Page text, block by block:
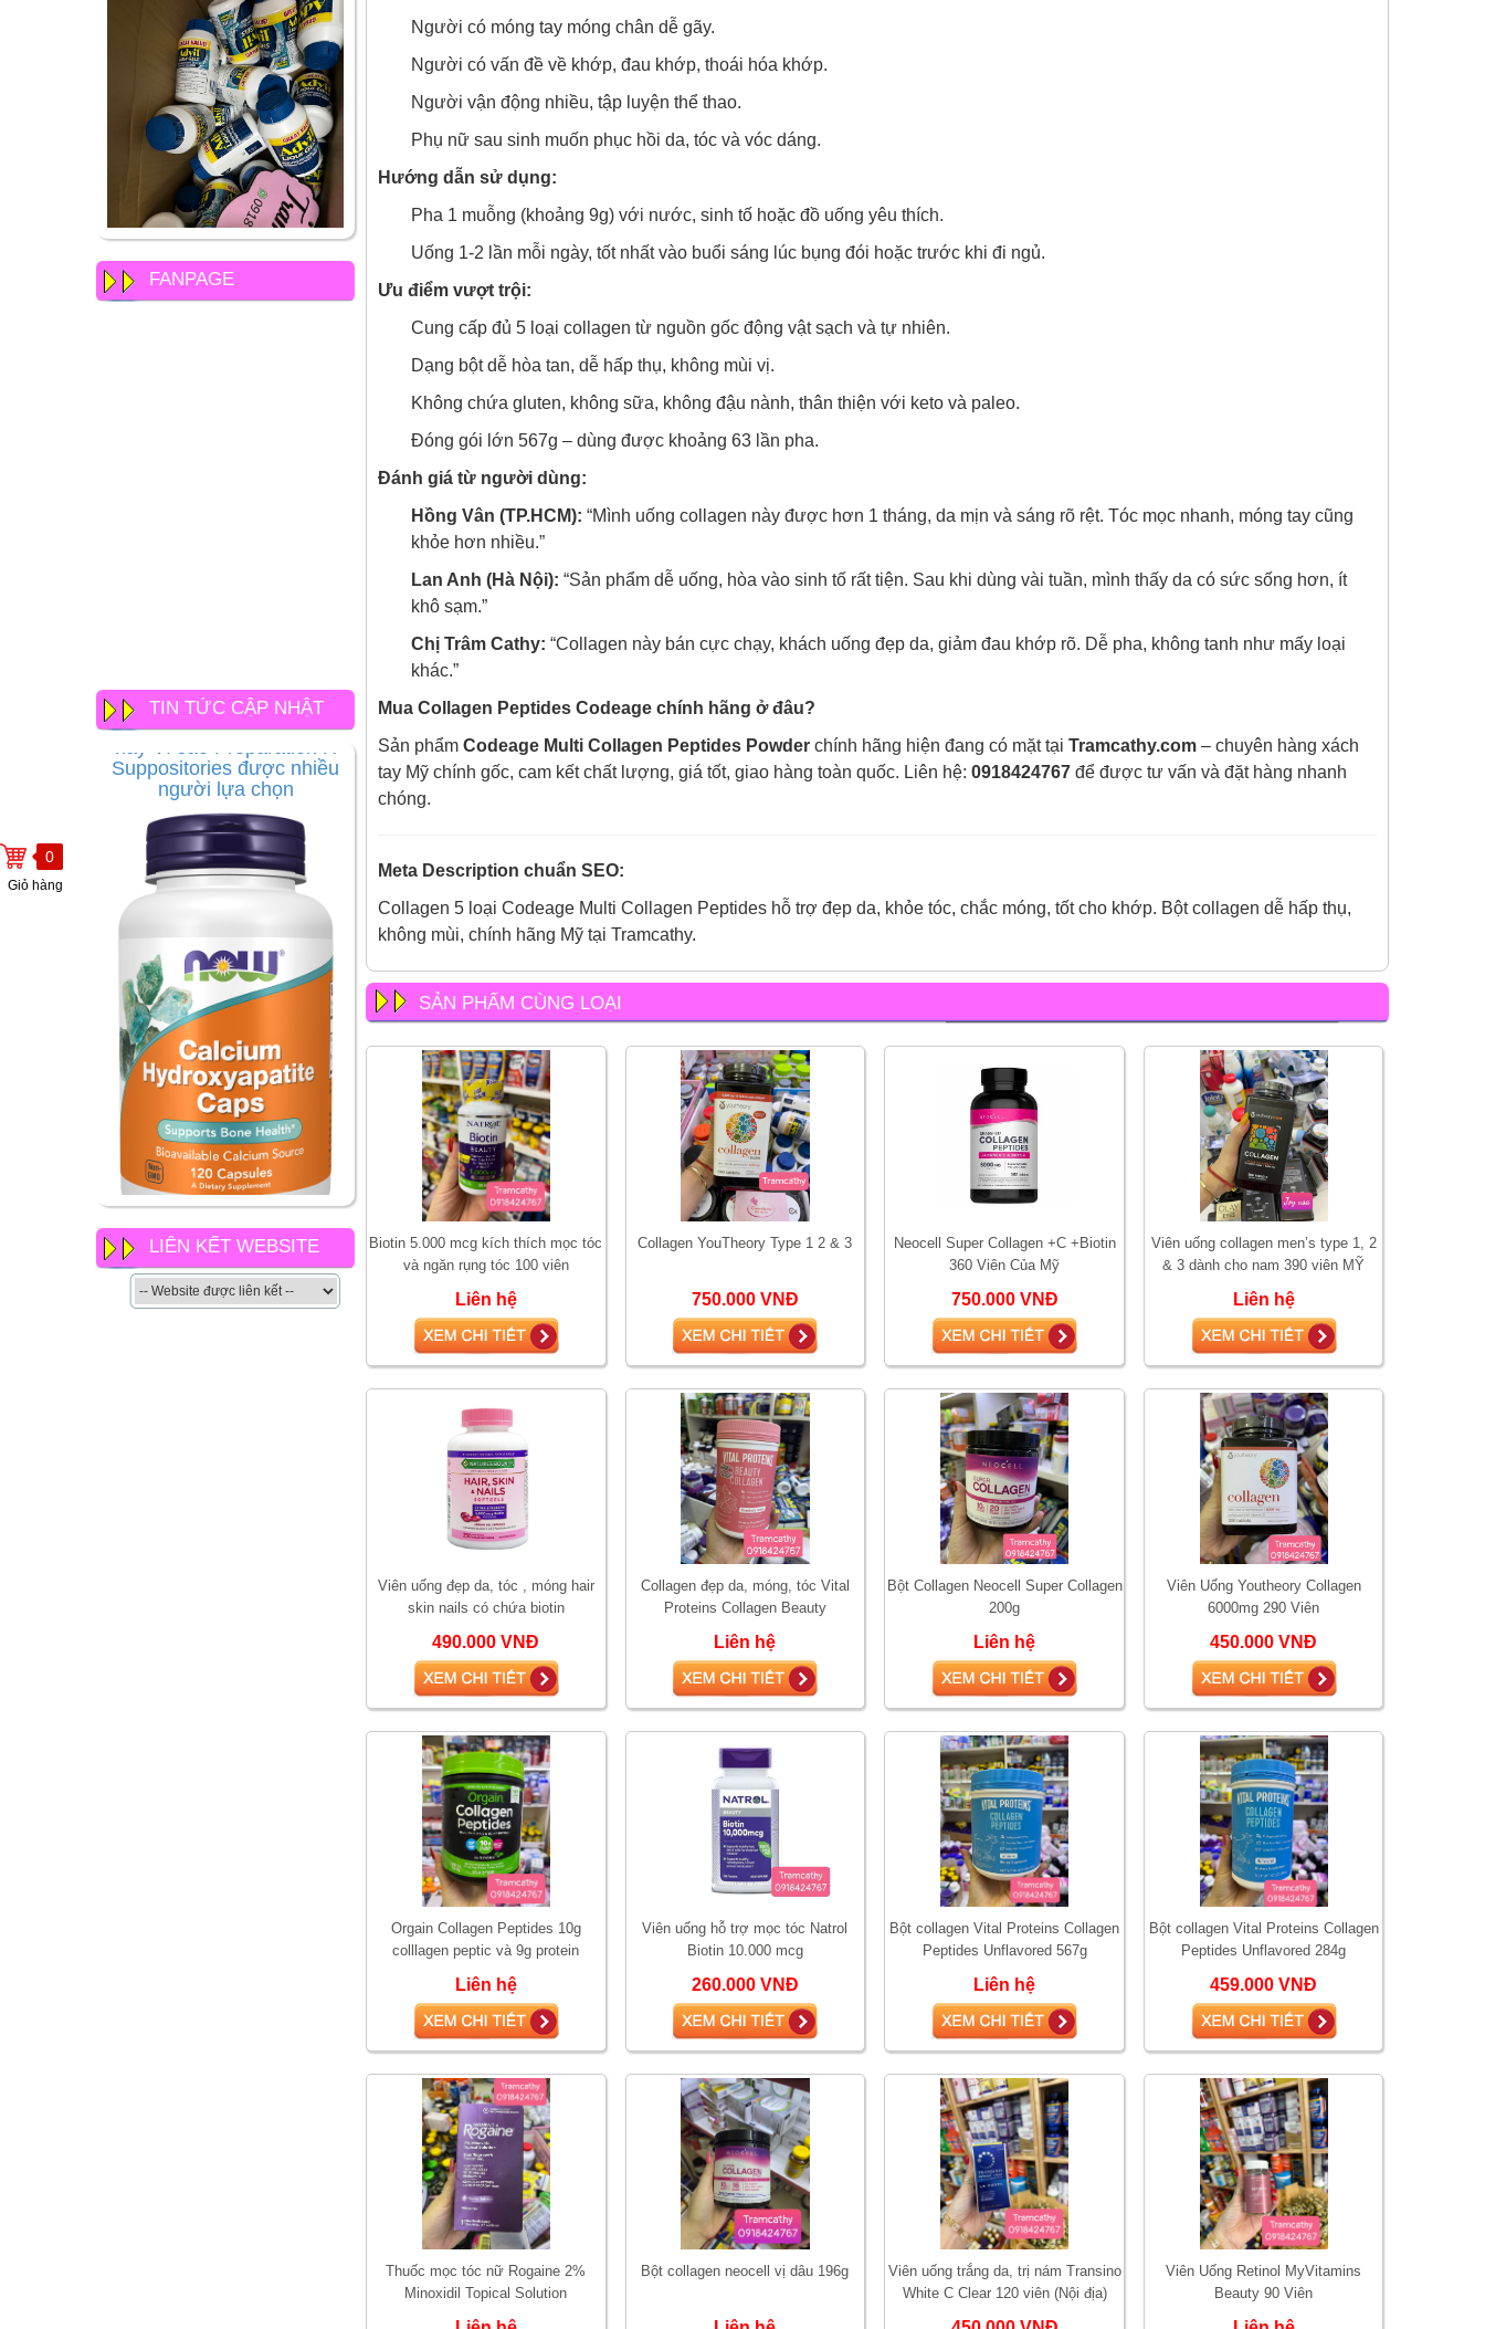
0
Giỏ hàng
FANPAGE
TIN TỨC CẬP NHẬT
Thuốc đặt trĩ tốt nhất hiện
nay Vì sao Preparation H
Suppositories được nhiều
người lựa chọn
NOW Calcium
Hydroxyapatite Caps có gì
khác so với các loại canxi
khác của now
LIÊN KẾT WEBSITE
Người có móng tay móng chân dễ gãy.
Người có vấn đề về khớp, đau khớp, thoái hóa khớp.
Người vận động nhiều, tập luyện thể thao.
Phụ nữ sau sinh muốn phục hồi da, tóc và vóc dáng.
Hướng dẫn sử dụng:
Pha 1 muỗng (khoảng 9g) với nước, sinh tố hoặc đồ uống yêu thích.
Uống 1-2 lần mỗi ngày, tốt nhất vào buổi sáng lúc bụng đói hoặc trước khi đi ngủ.
Ưu điểm vượt trội:
Cung cấp đủ 5 loại collagen từ nguồn gốc động vật sạch và tự nhiên.
Dạng bột dễ hòa tan, dễ hấp thụ, không mùi vị.
Không chứa gluten, không sữa, không đậu nành, thân thiện với keto và paleo.
Đóng gói lớn 567g – dùng được khoảng 63 lần pha.
Đánh giá từ người dùng:
Hồng Vân (TP.HCM): “Mình uống collagen này được hơn 1 tháng, da mịn và sáng rõ rệt. Tóc mọc nhanh, móng tay cũng
khỏe hơn nhiều.”
Lan Anh (Hà Nội): “Sản phẩm dễ uống, hòa vào sinh tố rất tiện. Sau khi dùng vài tuần, mình thấy da có sức sống hơn, ít
khô sạm.”
Chị Trâm Cathy: “Collagen này bán cực chạy, khách uống đẹp da, giảm đau khớp rõ. Dễ pha, không tanh như mấy loại
khác.”
Mua Collagen Peptides Codeage chính hãng ở đâu?
Sản phẩm Codeage Multi Collagen Peptides Powder chính hãng hiện đang có mặt tại Tramcathy.com – chuyên hàng xách
tay Mỹ chính gốc, cam kết chất lượng, giá tốt, giao hàng toàn quốc. Liên hệ: 0918424767 để được tư vấn và đặt hàng nhanh
chóng.
Meta Description chuẩn SEO:
Collagen 5 loại Codeage Multi Collagen Peptides hỗ trợ đẹp da, khỏe tóc, chắc móng, tốt cho khớp. Bột collagen dễ hấp thụ,
không mùi, chính hãng Mỹ tại Tramcathy.
SẢN PHẨM CÙNG LOẠI
Biotin 5.000 mcg kích thích mọc tóc
và ngăn rụng tóc 100 viên
Liên hệ
Collagen YouTheory Type 1 2 & 3
750.000 VNĐ
Neocell Super Collagen +C +Biotin
360 Viên Của Mỹ
750.000 VNĐ
Viên uống collagen men’s type 1, 2
& 3 dành cho nam 390 viên MỸ
Liên hệ
Viên uống đẹp da, tóc , móng hair
skin nails có chứa biotin
490.000 VNĐ
Collagen đẹp da, móng, tóc Vital
Proteins Collagen Beauty
Liên hệ
Bột Collagen Neocell Super Collagen
200g
Liên hệ
Viên Uống Youtheory Collagen
6000mg 290 Viên
450.000 VNĐ
Orgain Collagen Peptides 10g
colllagen peptic và 9g protein
Liên hệ
Viên uống hỗ trợ mọc tóc Natrol
Biotin 10.000 mcg
260.000 VNĐ
Bột collagen Vital Proteins Collagen
Peptides Unflavored 567g
Liên hệ
Bột collagen Vital Proteins Collagen
Peptides Unflavored 284g
459.000 VNĐ
Thuốc mọc tóc nữ Rogaine 2%
Minoxidil Topical Solution
Bột collagen neocell vị dâu 196g
Viên uống trắng da, trị nám Transino
White C Clear 120 viên (Nội địa)
Viên Uống Retinol MyVitamins
Beauty 90 Viên